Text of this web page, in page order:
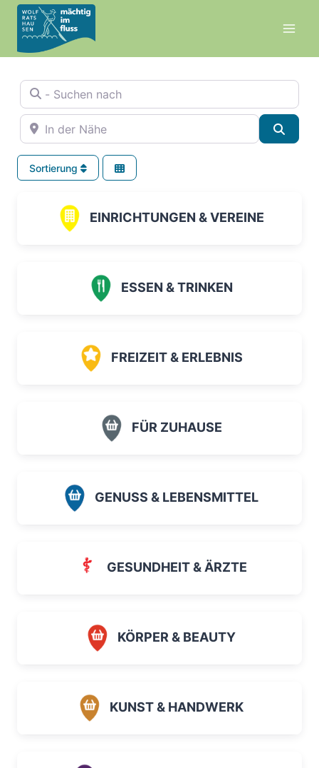
Zum
Inhalt
springen
- Suchen nach
In der Nähe
Sortierung
EINRICHTUNGEN & VEREINE
ESSEN & TRINKEN
FREIZEIT & ERLEBNIS
FÜR ZUHAUSE
GENUSS & LEBENSMITTEL
GESUNDHEIT & ÄRZTE
KÖRPER & BEAUTY
KUNST & HANDWERK